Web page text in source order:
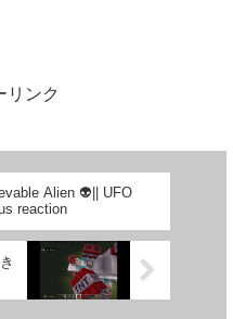
リンク
Alien 👽|| UFO
reaction